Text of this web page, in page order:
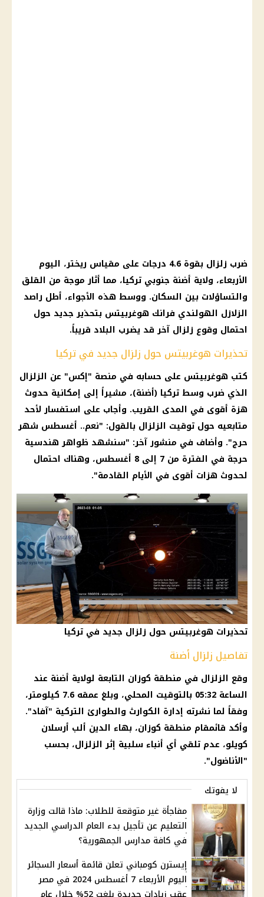
ضرب زلزال
بقوة 4.6 درجات على مقياس ريختر، اليوم
الأربعاء، ولاية أضنة جنوبي تركيا، مما أثار موجة من القلق
والتساؤلات بين السكان. ووسط هذه الأجواء، أطل راصد
الزلازل الهولندي فرانك هوغربيتس بتحذير جديد حول
احتمال وقوع زلزال آخر قد يضرب البلاد قريباً.
تحذيرات هوغربيتس حول زلزال جديد في تركيا
كتب هوغربيتس على حسابه في منصة "إكس" عن الزلزال
الذي ضرب وسط تركيا (أضنة)، مشيراً إلى إمكانية حدوث
هزة أقوى في المدى القريب. وأجاب على استفسار لأحد
متابعيه حول توقيت الزلزال بالقول: "نعم.. أغسطس شهر
حرج". وأضاف في منشور آخر: "سنشهد ظواهر هندسية
حرجة في الفترة من 7 إلى 8 أغسطس، وهناك احتمال
لحدوث هزات أقوى في الأيام القادمة".
تحذيرات هوغربيتس حول زلزال جديد في تركيا
تفاصيل زلزال أضنة
وقع الزلزال في منطقة كوزان التابعة لولاية أضنة عند
الساعة 05:32 بالتوقيت المحلي، وبلغ عمقه 7.6 كيلومتر،
وفقاً لما نشرته إدارة الكوارث والطوارئ التركية "آفاد".
وأكد قائمقام منطقة كوزان، بهاء الدين ألب أرسلان
كويلو، عدم تلقي أي أنباء سلبية إثرالزلزال، بحسب
"الأناضول".
لا يفوتك
مفاجأة غير متوقعة للطلاب: ماذا قالت وزارة
التعليم عن تأجيل بدء العام الدراسي الجديد
في كافة مدارس الجمهورية؟
إيسترن كومباني تعلن قائمة أسعار السجائر
اليوم الأربعاء 7 أغسطس 2024 في مصر